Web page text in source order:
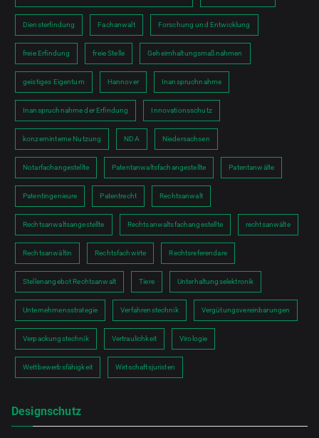
Diensterfindung Fachanwalt Forschung und Entwicklung
freie Erfindung freie Stelle Geheimhaltungsmaßnahmen
geistiges Eigentum Hannover Inanspruchnahme
Inanspruchnahme der Erfindung Innovationsschutz
konzerninterne Nutzung NDA Niedersachsen
Notarfachangestellte Patentanwaltsfachangestellte Patentanwälte
Patentingenieure Patentrecht Rechtsanwalt
Rechtsanwaltsangestellte Rechtsanwaltsfachangestellte rechtsanwälte
Rechtsanwältin Rechtsfachwirte Rechtsreferendare
Stellenangebot Rechtsanwalt Tiere Unterhaltungselektronik
Unternehmensstrategie Verfahrenstechnik Vergütungsvereinbarungen
Verpackungstechnik Vertraulichkeit Virologie
Wettbewerbsfähigkeit Wirtschaftsjuristen
Designschutz